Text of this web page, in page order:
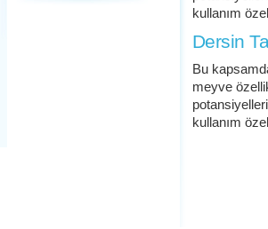
kullanım
Dersin
Bu
meyve
kullanım